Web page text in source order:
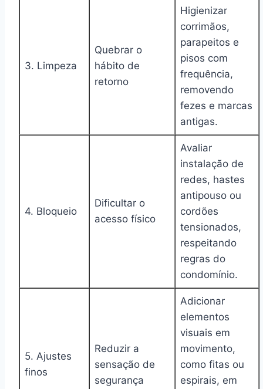
3. Limpeza
Quebrar o
hábito de
retorno
Higienizar
corrimãos,
parapeitos e
pisos com
frequência,
removendo
fezes e marcas
antigas.
4. Bloqueio
Dificultar o
acesso físico
Avaliar
instalação de
redes, hastes
antipouso ou
cordões
tensionados,
respeitando
regras do
condomínio.
5. Ajustes
finos
Reduzir a
sensação de
segurança
Adicionar
elementos
visuais em
movimento,
como fitas ou
espirais, em